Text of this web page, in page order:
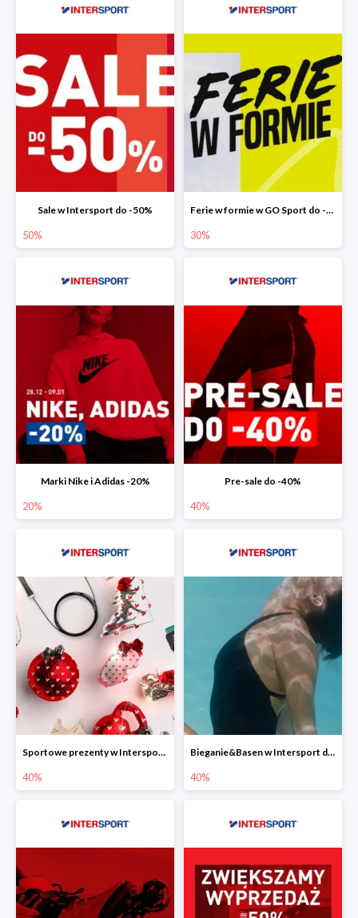
Sale w Intersport do -50%
50%
Ferie w formie w GO Sport do -30%
30%
Marki Nike i Adidas -20%
20%
Pre-sale do -40%
40%
Sportowe prezenty w Intersport do -40%
40%
Bieganie&Basen w Intersport do -40%
40%